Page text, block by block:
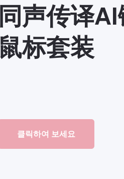
同声传译
鼠标套装
클릭하여 보세요